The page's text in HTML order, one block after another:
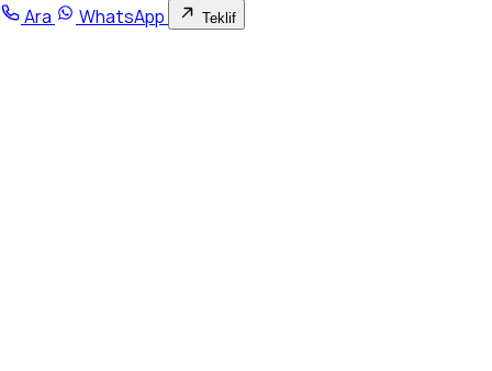
Ara
WhatsApp Teklif